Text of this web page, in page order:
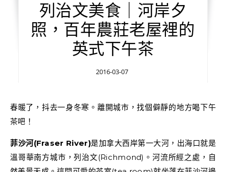
列治文美食｜河岸夕
照，百年農莊老屋裡的
英式下午茶
2016-03-07
春暖了，抖去一身冬寒。離開城市，找個僻靜的地方喝下午
茶吧！
菲沙河(Fraser River)是加拿大西岸第一大河，出海口就是
溫哥華南方城市，列治文(Richmond)。河流所經之處，自